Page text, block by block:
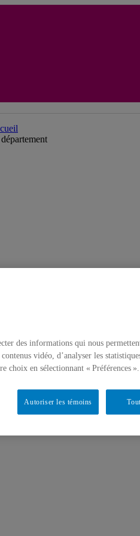
des informations qui nous
vidéo, d’analyser les
choix en sélectionnant « Préférences ».
Autoriser les témoins